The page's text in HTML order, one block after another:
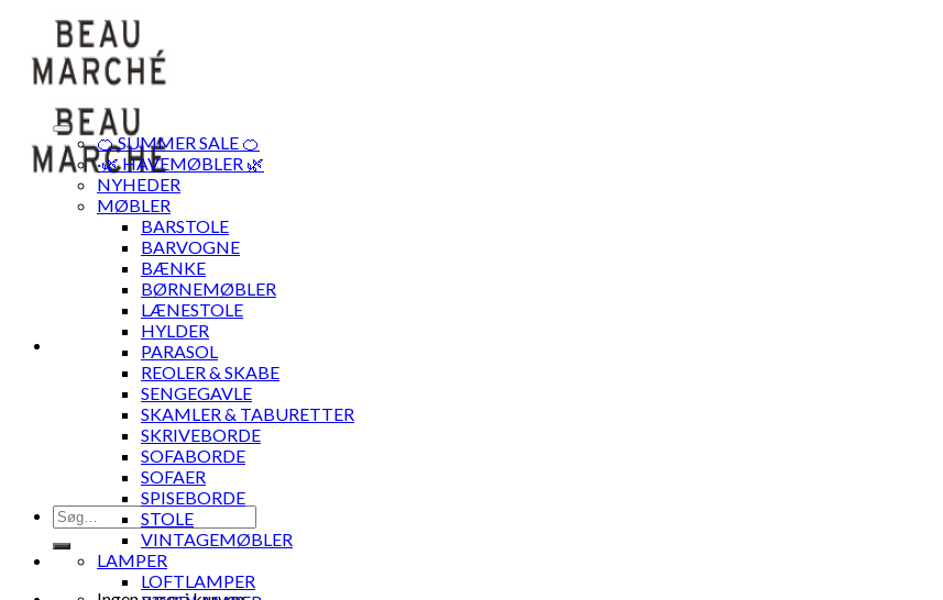
content
Søg
efter:
🍊 SUMMER SALE 🍊
·🌿 HAVEMØBLER 🌿
NYHEDER
MØBLER
BARSTOLE
BARVOGNE
BÆNKE
BØRNEMØBLER
LÆNESTOLE
HYLDER
PARASOL
REOLER & SKABE
SENGEGAVLE
SKAMLER & TABURETTER
SKRIVEBORDE
SOFABORDE
SOFAER
SPISEBORDE
STOLE
VINTAGEMØBLER
LAMPER
LOFTLAMPER